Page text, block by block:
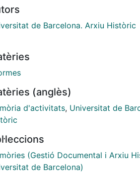
de Barcelona. Arxiu Històric
(anglès)
d'activitats, Universitat de
(Gestió Documental i Arxiu
de Barcelona)